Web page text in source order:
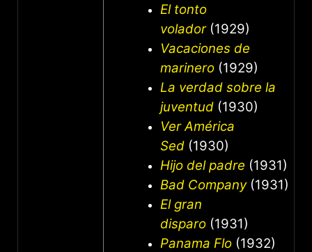
El tonto
volador(1929)
Vacaciones de
marinero (1929)
La verdad sobre la
juventud (1930)
Ver América
Sed (1930)
Hijo del padre (1931)
Bad Company(1931)
El gran
disparo (1931)
Panama Flo (1932)